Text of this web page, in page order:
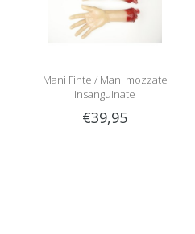
Mani Finte / Mani mozzate
insanguinate
€39,95